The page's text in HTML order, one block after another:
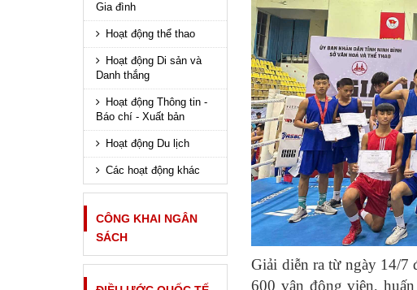
Gia đình
Hoạt động thể thao
Hoạt động Di sản và
Danh thắng
Hoạt động Thông tin -
Báo chí - Xuất bản
Hoạt động Du lịch
Các hoạt động khác
CÔNG KHAI NGÂN
SÁCH
Giải diễn ra từ ngày 14/7
600 vận động viên,